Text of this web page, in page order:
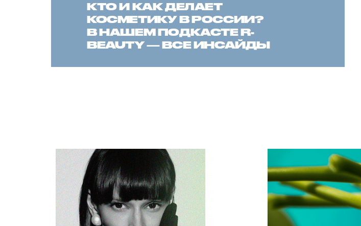
КТО И КАК ДЕЛАЕТ
КОСМЕТИКУ В РОССИИ?
В НАШЕМ ПОДКАСТЕ R-
BEAUTY — ВСЕ ИНСАЙДЫ